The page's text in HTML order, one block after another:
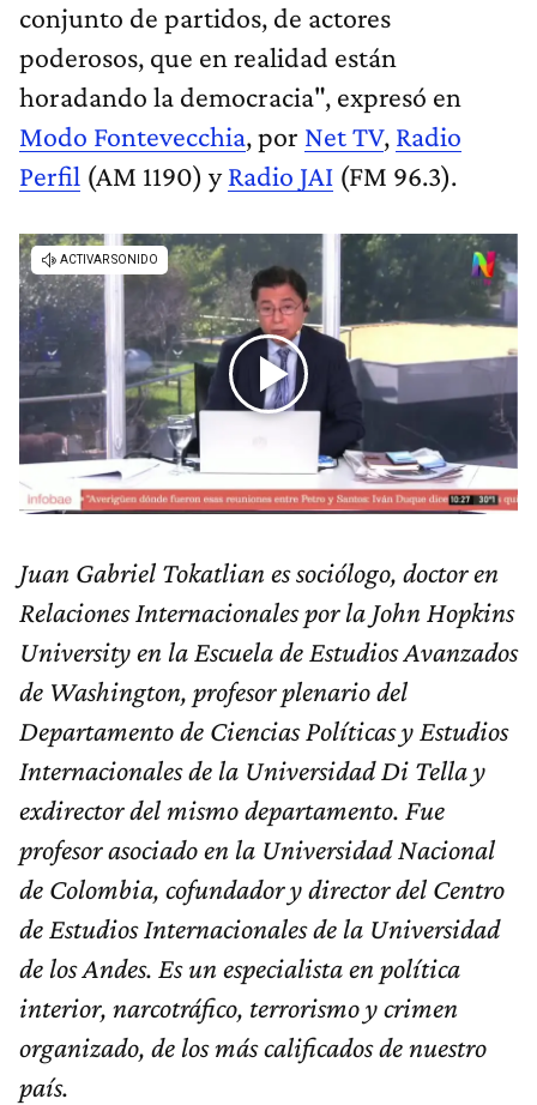
conjunto de partidos, de actores
poderosos, que en realidad están
horadando la democracia", expresó en
Modo Fontevecchia, por Net TV, Radio
Perfil (AM 1190) yRadio JAI (FM 96.3).
Juan Gabriel Tokatlian es sociólogo, doctor en
Relaciones Internacionales por la John Hopkins
University en la Escuela de Estudios Avanzados
de Washington, profesor plenario del
Departamento de Ciencias Políticas y Estudios
Internacionales de la Universidad Di Tella y
exdirector del mismo departamento. Fue
profesor asociado en la Universidad Nacional
de Colombia, cofundador y director del Centro
de Estudios Internacionales de la Universidad
de los Andes. Es un especialista en política
interior, narcotráfico, terrorismo y crimen
organizado, de los más calificados de nuestro
país.